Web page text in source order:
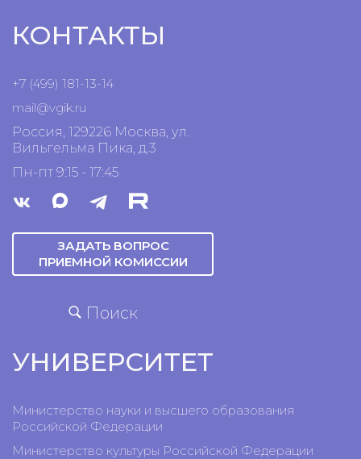
КОНТАКТЫ
+7 (499) 181-13-14
mail@vgik. ru
Россия, 129226 Москва, ул.
Вильгельма Пика, д.3
Пн-пт 9:15 - 17:45
ЗАДАТЬ ВОПРОС
ПРИЕМНОЙ КОМИССИИ
Поиск
УНИВЕРСИТЕТ
Министерство науки и высшего образования
Российской Федерации
Министерство культуры Российской Федерации